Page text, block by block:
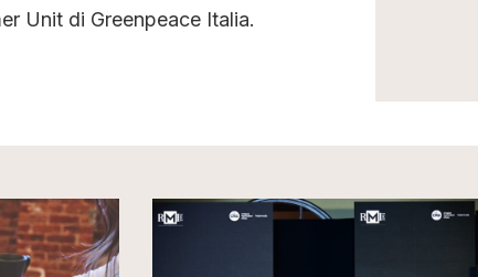
Unit di Greenpeace Italia.